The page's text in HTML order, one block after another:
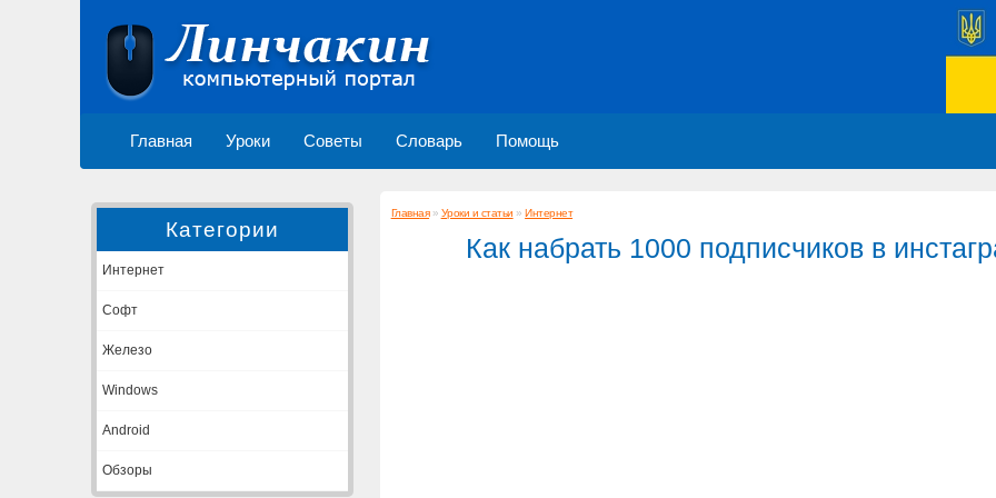
Главная Уроки Советы Словарь Помощь
Категории
Интернет
Софт
Железо
Windows
Android
Обзоры
Главная» Уроки и статьи »Интернет
Как набрать 1000 подписчиков в